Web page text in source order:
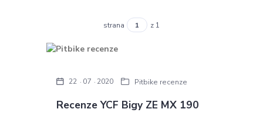
strana z 1
Recenze YCF Bigy ZE MX 190
22 07 2020 Pitbike recenze